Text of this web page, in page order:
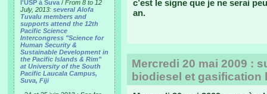
l'USP à Suva / From 8 to 12
July, 2013: several Alofa
Tuvalu members and
supports attend the 12th
Pacific Science
Intercongress "Science for
Human Security &
Sustainable Development in
the Pacific Islands & Rim"
at University of the South
Pacific Laucala Campus,
Suva, Fiji
c’est le signe que je ne serai
an.
Mercredi 20 mai 2009 :
biodiesel et gasification